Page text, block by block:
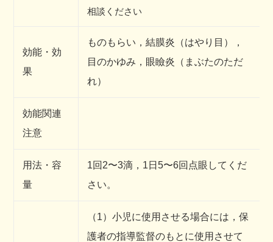
相談ください
効能・効
果
ものもらい，結膜炎（はやり目），
目のかゆみ，眼瞼炎（まぶたのただ
れ）
効能関連
注意
用法・容
量
1回2〜3滴，1日5〜6回点眼してくだ
さい。
（1）小児に使用させる場合には，保
護者の指導監督のもとに使用させて